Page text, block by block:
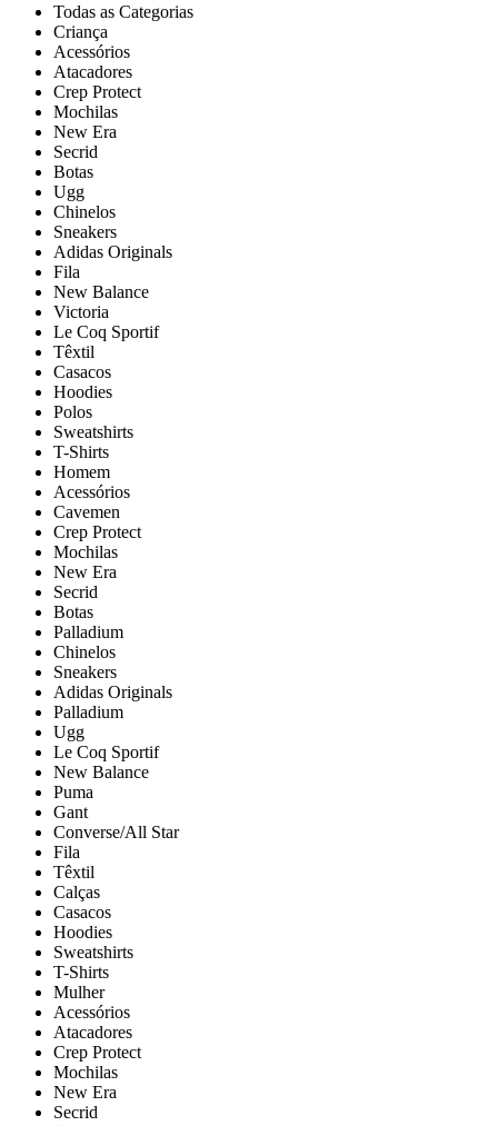
Todas as Categorias
Criança
Acessórios
Atacadores
Crep Protect
Mochilas
New Era
Secrid
Botas
Ugg
Chinelos
Sneakers
Adidas Originals
Fila
New Balance
Victoria
Le Coq Sportif
Têxtil
Casacos
Hoodies
Polos
Sweatshirts
T-Shirts
Homem
Acessórios
Cavemen
Crep Protect
Mochilas
New Era
Secrid
Botas
Palladium
Chinelos
Sneakers
Adidas Originals
Palladium
Ugg
Le Coq Sportif
New Balance
Puma
Gant
Converse/All Star
Fila
Têxtil
Calças
Casacos
Hoodies
Sweatshirts
T-Shirts
Mulher
Acessórios
Atacadores
Crep Protect
Mochilas
New Era
Secrid